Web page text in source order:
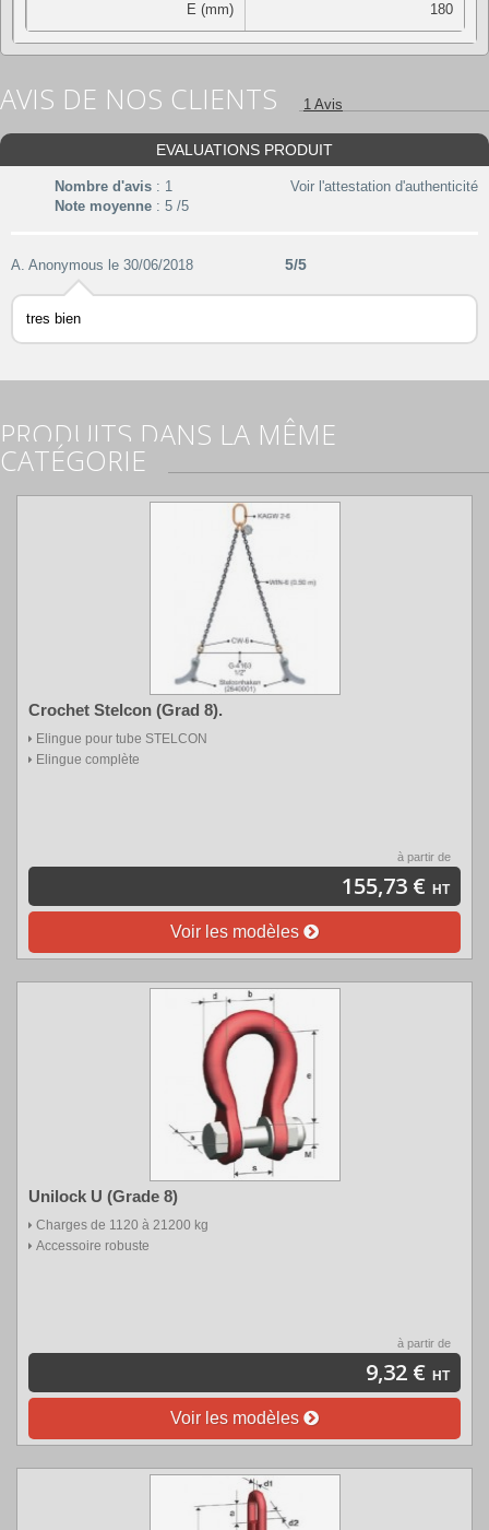
E (mm) 180
AVIS DE NOS CLIENTS 1 Avis
EVALUATIONS PRODUIT
Nombre d'avis : 1
Note moyenne : 5 /5
Voir l'attestation d'authenticité
A. Anonymous le 30/06/2018 5/5
tres bien
PRODUITS DANS LA MÊME
CATÉGORIE
Crochet Stelcon (Grad 8).
Elingue pour tube STELCON
Elingue complète
à partir de
155,73 € HT
Voir les modèles
Unilock U (Grade 8)
Charges de 1120 à 21200 kg
Accessoire robuste
à partir de
9,32 € HT
Voir les modèles